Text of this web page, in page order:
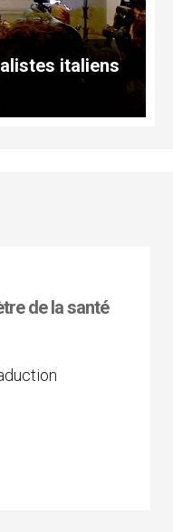
italiens
de la santé